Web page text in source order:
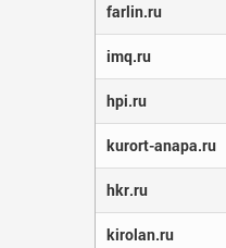
farlin.ru
imq.ru
hpi.ru
kurort-anapa.ru
hkr.ru
kirolan.ru